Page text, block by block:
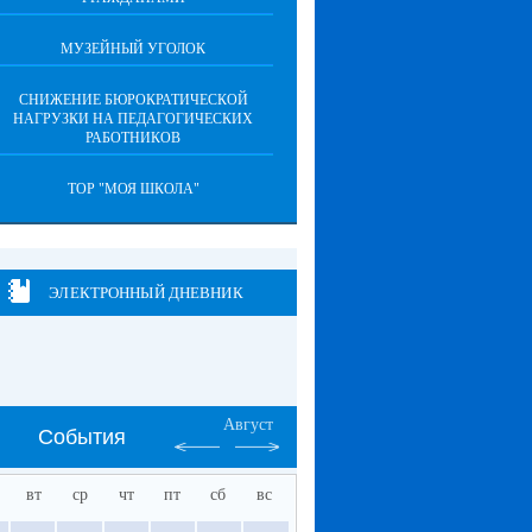
МУЗЕЙНЫЙ УГОЛОК
СНИЖЕНИЕ БЮРОКРАТИЧЕСКОЙ
НАГРУЗКИ НА ПЕДАГОГИЧЕСКИХ
РАБОТНИКОВ
ТОР "МОЯ ШКОЛА"
ЭЛЕКТРОННЫЙ ДНЕВНИК
События
Август
вт ср чт пт сб вс